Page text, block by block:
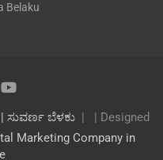
Belaku
| ಸುವರ್ಣ ಬೆಳಕು
| Designed
Marketing Company in